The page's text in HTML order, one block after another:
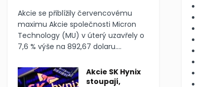
Akcie se přiblížily červencovému
maximu Akcie společnosti Micron
Technology (MU) v úterý uzavřely o
7,6 % výše na 892,67 dolaru....
Akcie SK Hynix
stoupají,